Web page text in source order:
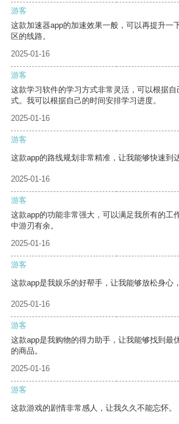
游客
这款加速器app的加速效果一般，可以再提升一
区的线路。
2025-01-16
游客
这款学习软件的学习方式非常灵活，可以根据
式。我可以根据自己的时间安排学习进度。
2025-01-16
游客
这款app的路线规划非常精准，让我能够快速到
2025-01-16
游客
这款app的功能非常强大，可以满足我所有的工
中游刃有余。
2025-01-16
游客
这款app是我娱乐的好帮手，让我能够放松身心
2025-01-16
游客
这款app是我购物的得力助手，让我能够找到最
的商品。
2025-01-16
游客
这款游戏的剧情非常感人，让我久久不能忘怀。